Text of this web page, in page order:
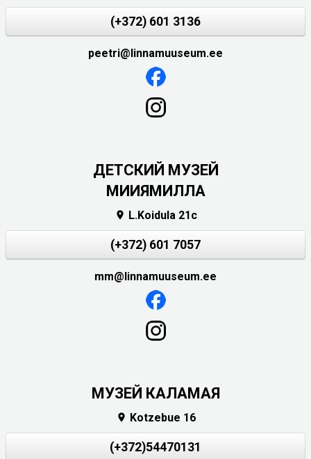
(+372) 601 3136
peetri@linnamuuseum.ee
ДЕТСКИЙ МУЗЕЙ
МИИЯМИЛЛА
 L.Koidula 21c
(+372) 601 7057
mm@linnamuuseum.ee
МУЗЕЙ КАЛАМАЯ
 Kotzebue 16
(+372)54470131